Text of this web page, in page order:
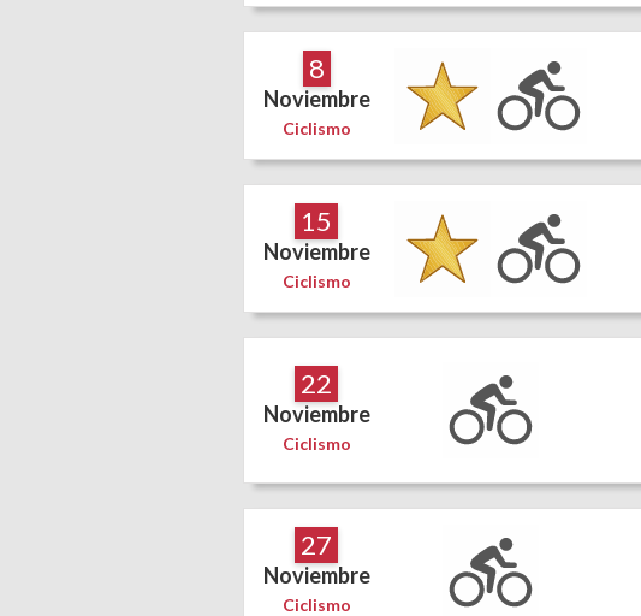
8
Noviembre
Ciclismo
15
Noviembre
Ciclismo
22
Noviembre
Ciclismo
27
Noviembre
Ciclismo